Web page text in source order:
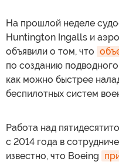
На прошлой неделе
Huntington Ingalls и
объявили о том, что
по созданию
как можно быстрее
беспилотных систем
Работа над
с 2014 года в
известно, что Boeing